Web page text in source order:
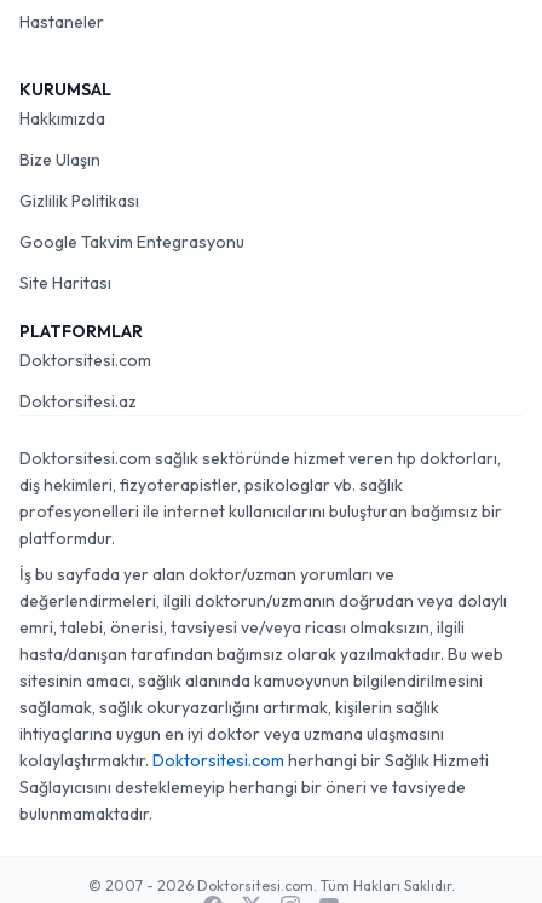
Hastaneler
KURUMSAL
Hakkımızda
Bize Ulaşın
Gizlilik Politikası
Google Takvim Entegrasyonu
Site Haritası
PLATFORMLAR
Doktorsitesi.com
Doktorsitesi.az
Doktorsitesi.com sağlık sektöründe hizmet veren tıp doktorları,
diş hekimleri, fizyoterapistler, psikologlar vb. sağlık
profesyonelleri ile internet kullanıcılarını buluşturan bağımsız bir
platformdur.
İş bu sayfada yer alan doktor/uzman yorumları ve
değerlendirmeleri, ilgili doktorun/uzmanın doğrudan veya dolaylı
emri, talebi, önerisi, tavsiyesi ve/veya ricası olmaksızın, ilgili
hasta/danışan tarafından bağımsız olarak yazılmaktadır. Bu web
sitesinin amacı, sağlık alanında kamuoyunun bilgilendirilmesini
sağlamak, sağlık okuryazarlığını artırmak, kişilerin sağlık
ihtiyaçlarına uygun en iyi doktor veya uzmana ulaşmasını
kolaylaştırmaktır. Doktorsitesi.com herhangi bir Sağlık Hizmeti
Sağlayıcısını desteklemeyip herhangi bir öneri ve tavsiyede
bulunmamaktadır.
© 2007 - 2026 Doktorsitesi.com. Tüm Hakları Saklıdır.